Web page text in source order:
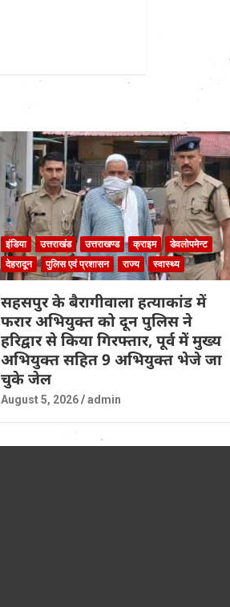
इंडिया उत्तराखंड उत्तराखण्ड क्राइम
डेवलोपमेन्ट
देहरादून
पुलिस एवं प्रशासन राज्य स्वास्थ्य
सहसपुर के बैरागीवाला हत्याकांड में
फरार अभियुक्त को दून पुलिस ने
हरिद्वार से किया गिरफ्तार, पूर्व में मुख्य
अभियुक्त सहित 9 अभियुक्त भेजे जा
चुके जेल
August 5, 2026 admin